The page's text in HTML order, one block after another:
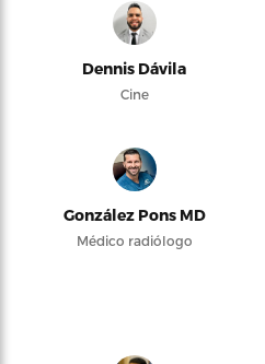
Dennis Dávila
Cine
González Pons MD
Médico radiólogo